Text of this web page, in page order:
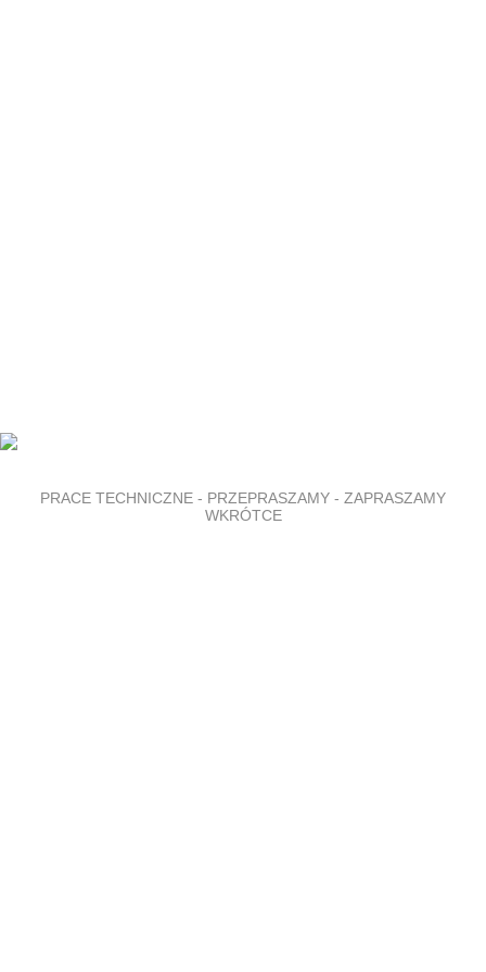
PRACE TECHNICZNE - PRZEPRASZAMY - ZAPRASZAMY
WKRÓTCE